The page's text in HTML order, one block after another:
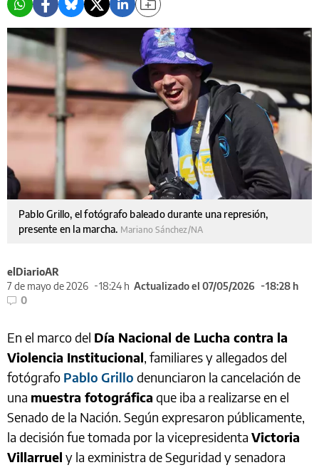
Pablo Grillo, el fotógrafo baleado durante una represión,
presente en la marcha. Mariano Sánchez/NA
elDiarioAR
7 de mayo de 2026
18:24 h Actualizado el 07/05/2026
18:28 h
0
En el marco del Día Nacional de Lucha contra la
Violencia Institucional, familiares y allegados del
fotógrafo Pablo Grillo denunciaron la cancelación de
una muestra fotográfica que iba a realizarse en el
Senado de la Nación. Según expresaron públicamente,
la decisión fue tomada por la vicepresidenta Victoria
Villarruel y la exministra de Seguridad y senadora